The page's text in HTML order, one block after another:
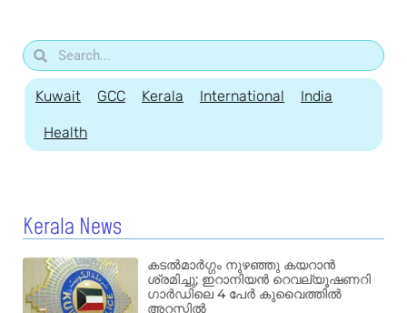
Kuwait GCC Kerala International India
Health
Kerala News
കടൽമാർഗ്ഗം നുഴഞ്ഞു കയറാൻ
ശ്രമിച്ചു; ഇറാനിയൻ റെവല്യൂഷണറി
ഗാർഡിലെ 4 പേർ കുവൈത്തിൽ
അറസ്റ്റിൽ